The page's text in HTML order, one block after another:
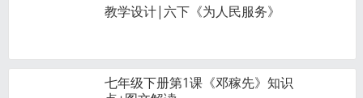
教学设计|六下《为人民服务》
七年级下册第1课《邓稼先》知识